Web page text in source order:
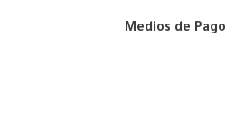
Medios de Pago